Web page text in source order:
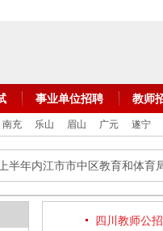
事业单位招聘 教师
南充 乐山 眉山 广元 遂宁
半年内江市市中区教育和体育
四川教师公